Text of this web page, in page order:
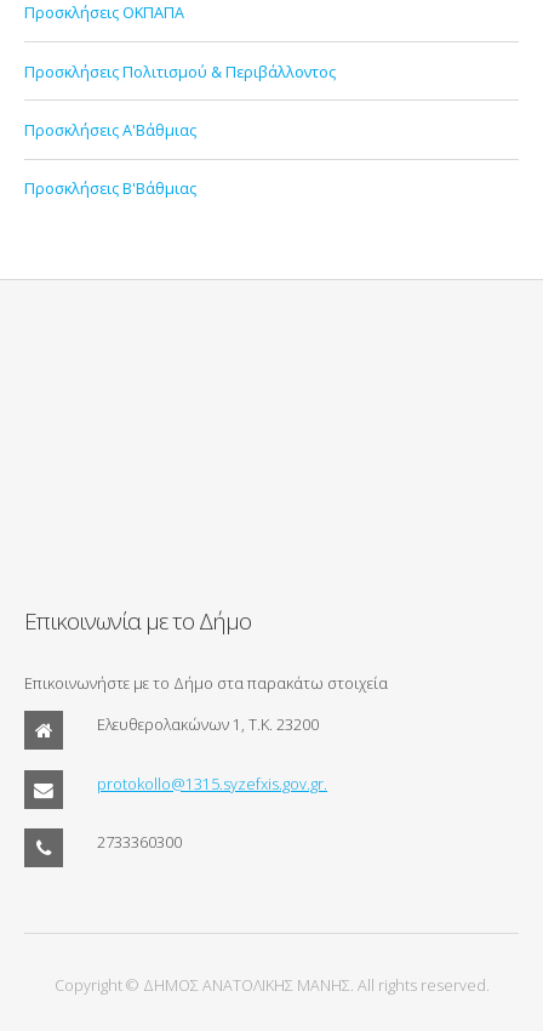
Προσκλήσεις ΟΚΠΑΠΑ
Προσκλήσεις Πολιτισμού & Περιβάλλοντος
Προσκλήσεις Α'Βάθμιας
Προσκλήσεις Β'Βάθμιας
Επικοινωνία με το Δήμο
Επικοινωνήστε με το Δήμο στα παρακάτω στοιχεία
Ελευθερολακώνων 1, Τ.Κ. 23200
protokollo@1315.syzefxis.gov.gr.
2733360300
Copyright © ΔΗΜΟΣ ΑΝΑΤΟΛΙΚΗΣ ΜΑΝΗΣ. All rights reserved.